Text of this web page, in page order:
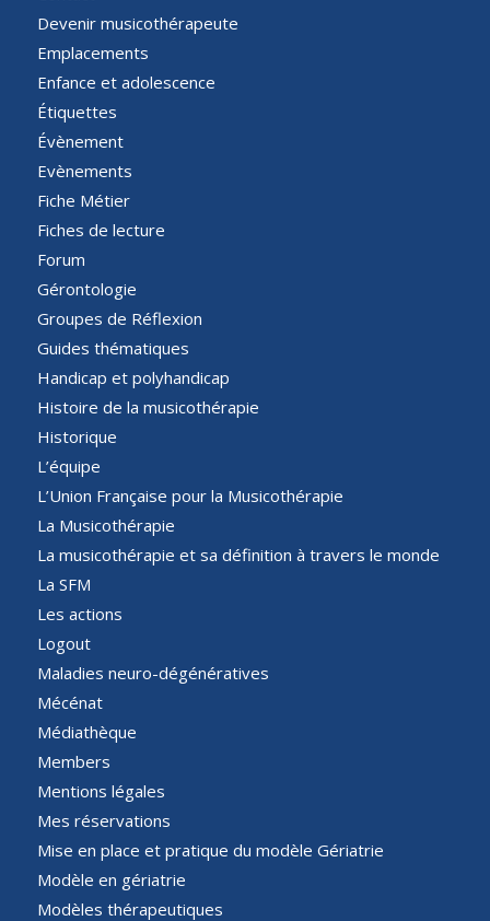
Devenir musicothérapeute
Emplacements
Enfance et adolescence
Étiquettes
Évènement
Evènements
Fiche Métier
Fiches de lecture
Forum
Gérontologie
Groupes de Réflexion
Guides thématiques
Handicap et polyhandicap
Histoire de la musicothérapie
Historique
L’équipe
L’Union Française pour la Musicothérapie
La Musicothérapie
La musicothérapie et sa définition à travers le monde
La SFM
Les actions
Logout
Maladies neuro-dégénératives
Mécénat
Médiathèque
Members
Mentions légales
Mes réservations
Mise en place et pratique du modèle Gériatrie
Modèle en gériatrie
Modèles thérapeutiques